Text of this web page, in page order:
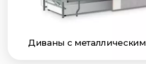
Диваны с